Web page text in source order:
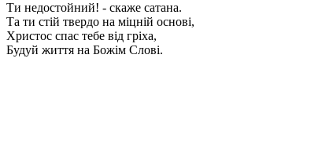
Ти недостойний! - скаже сатана.
Та ти стій твердо на міцній основі,
Христос спас тебе від гріха,
Будуй життя на Божім Слові.